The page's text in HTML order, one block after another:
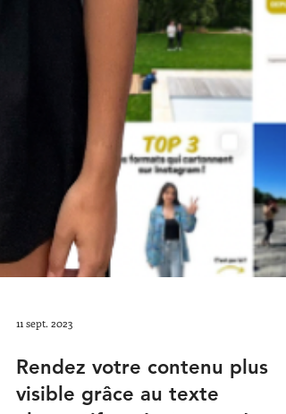
11 sept. 2023
Rendez votre contenu plus